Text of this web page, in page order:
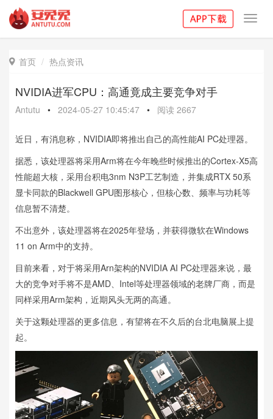
 首页 热点资讯
NVIDIA进军CPU：高通竟成主要竞争对手
Antutu • 2024-05-27 10:45:47 • 阅读 2667
近日，有消息称，NVIDIA即将推出自己的高性能AI PC处理器。
据悉，该处理器将采用Arm将在今年晚些时候推出的Cortex-X5高
性能超大核，采用台积电3nm N3P工艺制造，并集成RTX 50系
显卡同款的Blackwell GPU图形核心，但核心数、频率与功耗等
信息暂不清楚。
不出意外，该处理器将在2025年登场，并获得微软在Windows
11 on Arm中的支持。
目前来看，对于将采用Arn架构的NVIDIA AI PC处理器来说，最
大的竞争对手将不是AMD、Intel等处理器领域的老牌厂商，而是
同样采用Arm架构，近期风头无两的高通。
关于这颗处理器的更多信息，有望将在不久后的台北电脑展上提
起。